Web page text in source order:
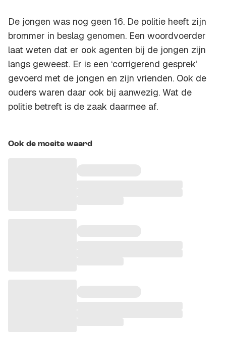
De jongen was nog geen 16. De politie heeft zijn
brommer in beslag genomen. Een woordvoerder
laat weten dat er ook agenten bij de jongen zijn
langs geweest. Er is een ‘corrigerend gesprek’
gevoerd met de jongen en zijn vrienden. Ook de
ouders waren daar ook bij aanwezig. Wat de
politie betreft is de zaak daarmee af.
Ook de moeite waard